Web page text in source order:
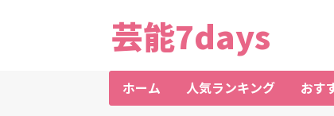
芸能7days
ホーム 人気ランキング おす